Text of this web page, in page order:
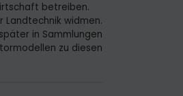
betreiben.
Landtechnik widmen.
in Sammlungen
zu diesen